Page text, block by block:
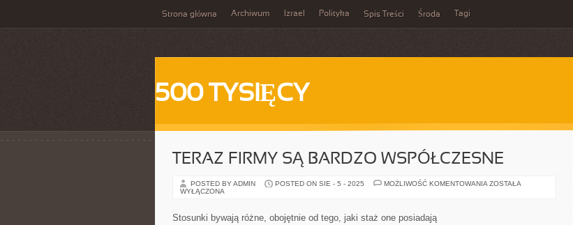
Strona główna Archiwum Izrael Polityka Spis Treści Środa Tagi
500 TYSIĘCY
TERAZ FIRMY SĄ BARDZO WSPÓŁCZESNE
POSTED BY ADMIN POSTED ON SIE - 5 - 2025 MOŻLIWOŚĆ KOMENTOWANIA TERAZ
ZOSTAŁA
WYŁĄCZONA
Stosunki bywają różne, obojętnie od tego, jaki staż one posiadają